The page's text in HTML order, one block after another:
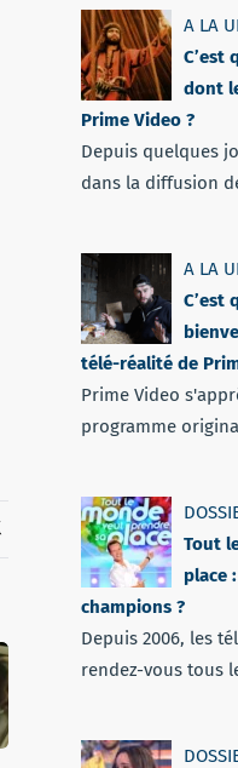
A LA
C’est
dont
Prime Video ?
Depuis quelques
dans la diffusion
A LA
C’est
télé-réalité de
Prime Video
programme
Tout
place
champions ?
Depuis 2006, les
rendez-vous tous